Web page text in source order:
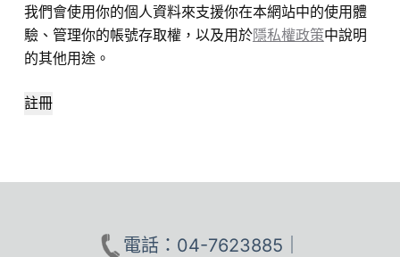
我們會使用你的個人資料來支援你在本網站中的使用體
驗、管理你的帳號存取權，以及用於隱私權政策中說明
的其他用途。
註冊
電話：04-7623885｜